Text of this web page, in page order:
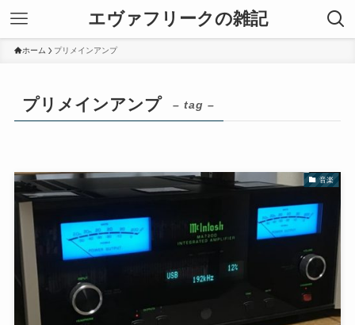
エヴァフリークの雑記
ホーム プリメインアンプ
プリメインアンプ – tag –
音楽